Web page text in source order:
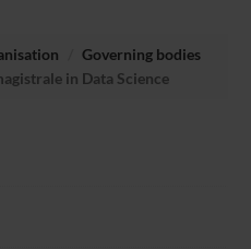
Governing bodies
in Data Science